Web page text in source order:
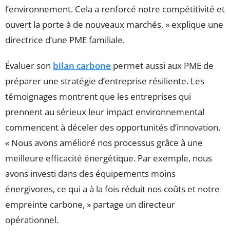
l’environnement. Cela a renforcé notre compétitivité et
ouvert la porte à de nouveaux marchés, » explique une
directrice d’une PME familiale.
Évaluer son bilan carbone permet aussi aux PME de
préparer une stratégie d’entreprise résiliente. Les
témoignages montrent que les entreprises qui
prennent au sérieux leur impact environnemental
commencent à déceler des opportunités d’innovation.
« Nous avons amélioré nos processus grâce à une
meilleure efficacité énergétique. Par exemple, nous
avons investi dans des équipements moins
énergivores, ce qui a à la fois réduit nos coûts et notre
empreinte carbone, » partage un directeur
opérationnel.